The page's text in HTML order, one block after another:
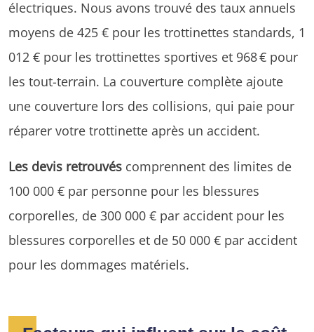
électriques. Nous avons trouvé des taux annuels
moyens de 425 € pour les trottinettes standards, 1
012 € pour les trottinettes sportives et 968 € pour
les tout-terrain. La couverture complète ajoute
une couverture lors des collisions, qui paie pour
réparer votre trottinette après un accident.
Les devis retrouvés comprennent des limites de
100 000 € par personne pour les blessures
corporelles, de 300 000 € par accident pour les
blessures corporelles et de 50 000 € par accident
pour les dommages matériels.